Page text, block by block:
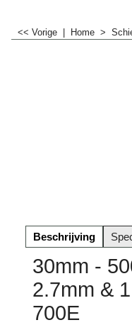
<< Vorige Home >
Beschrijving
30mm -
2.7mm &
700E